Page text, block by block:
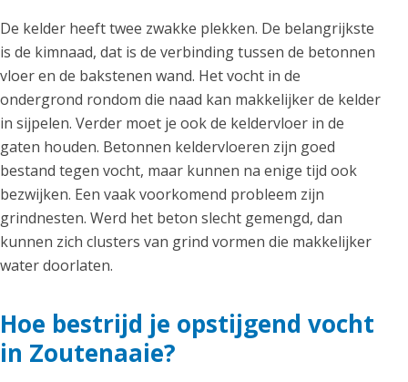
De kelder heeft twee zwakke plekken. De belangrijkste
is de kimnaad, dat is de verbinding tussen de betonnen
vloer en de bakstenen wand. Het vocht in de
ondergrond rondom die naad kan makkelijker de kelder
in sijpelen. Verder moet je ook de keldervloer in de
gaten houden. Betonnen keldervloeren zijn goed
bestand tegen vocht, maar kunnen na enige tijd ook
bezwijken. Een vaak voorkomend probleem zijn
grindnesten. Werd het beton slecht gemengd, dan
kunnen zich clusters van grind vormen die makkelijker
water doorlaten.
Hoe bestrijd je opstijgend vocht
in Zoutenaaie?